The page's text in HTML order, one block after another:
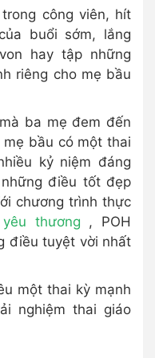
công viên, hít
buổi sớm, lắng
hay tập những
riêng cho mẹ bầu
ba mẹ đem đến
bầu có một thai
kỷ niệm đáng
điều tốt đẹp
chương trình thực
thương , POH
điều tuyệt vời nhất
một thai kỳ mạnh
nghiệm thai giáo